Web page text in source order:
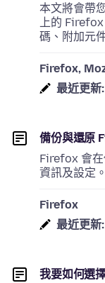
本文將會帶
上的
碼、附加元
Firefox,
最近更新:
備份與還原
Firefox 會在
資訊及設定
Firefox
最近更新:
我要如何選